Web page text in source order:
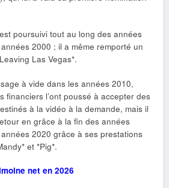
poursuivi tout au long des années
2000 ; il a même remporté un
Las Vegas*.
à vide dans les années 2010,
financiers l’ont poussé à accepter des
à la vidéo à la demande, mais il
en grâce à la fin des années
2020 grâce à ses prestations
et *Pig*.
net en 2026